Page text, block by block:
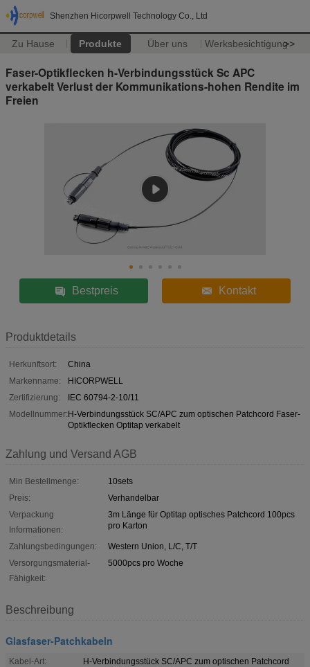
Shenzhen Hicorpwell Technology Co., Ltd
Zu Hause Produkte Über uns Werksbesichtigung>>
Faser-Optikflecken h-Verbindungsstück Sc APC
verkabelt Verlust der Kommunikations-hohen Rendite im
Freien
Bestpreis Kontakt
Produktdetails
Herkunftsort:
China
Markenname:
HICORPWELL
Zertifizierung:
IEC 60794-2-10/11
Modellnummer:H-Verbindungsstück SC/APC zum optischen Patchcord Faser-
Optikflecken Optitap verkabelt
Zahlung und Versand AGB
Min Bestellmenge:
10sets
Preis:
Verhandelbar
Verpackung
Informationen:
3m Länge für Optitap optisches Patchcord 100pcs
pro Karton
Zahlungsbedingungen:
Western Union, L/C, T/T
Versorgungsmaterial-
Fähigkeit:
5000pcs pro Woche
Beschreibung
Glasfaser-Patchkabeln
Kabel-Art:
H-Verbindungsstück SC/APC zum optischen Patchcord